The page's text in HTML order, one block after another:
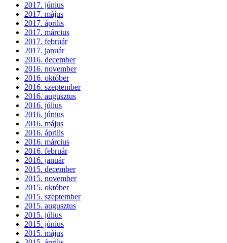
2017. június
2017. május
2017. április
2017. március
2017. február
2017. január
2016. december
2016. november
2016. október
2016. szeptember
2016. augusztus
2016. július
2016. június
2016. május
2016. április
2016. március
2016. február
2016. január
2015. december
2015. november
2015. október
2015. szeptember
2015. augusztus
2015. július
2015. június
2015. május